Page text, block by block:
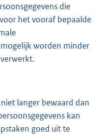
die
het vooraf bepaalde
worden minder
langer bewaard dan
kan
goed uit te